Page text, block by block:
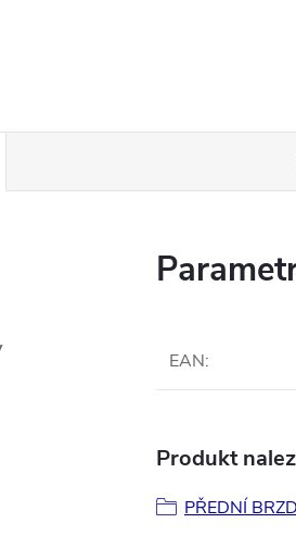
EAN:
Produkt
PŘEDNÍ